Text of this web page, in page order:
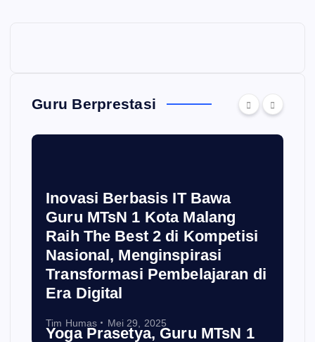
Guru Berprestasi
Inovasi Berbasis IT Bawa
Guru MTsN 1 Kota Malang
Raih The Best 2 di Kompetisi
Nasional, Menginspirasi
Transformasi Pembelajaran di
Era Digital
Tim Humas Mei 29, 2025
Yoga Prasetya, Guru MTsN 1